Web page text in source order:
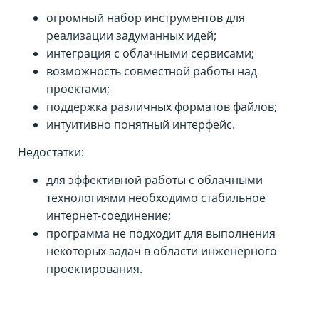
огромный набор инструментов для
реализации задуманных идей;
интеграция с облачными сервисами;
возможность совместной работы над
проектами;
поддержка различных форматов файлов;
интуитивно понятный интерфейс.
Недостатки:
для эффективной работы с облачными
технологиями необходимо стабильное
интернет-соединение;
программа не подходит для выполнения
некоторых задач в области инженерного
проектирования.